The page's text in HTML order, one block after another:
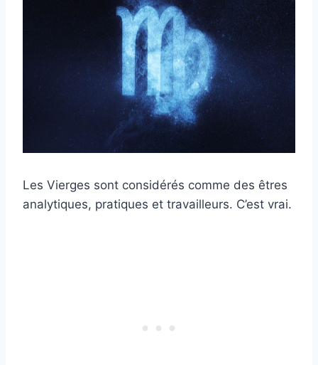
Les Vierges sont considérés comme des êtres
analytiques, pratiques et travailleurs. C’est vrai.